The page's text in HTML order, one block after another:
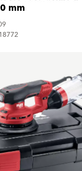
mm